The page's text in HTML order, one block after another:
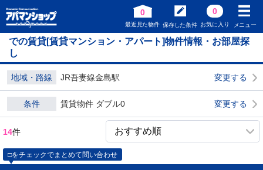
0
最近見た物件 保存した条件
0
お気に入り メニュー
での賃貸[賃貸マンション・アパート]物件情報・お部屋探
し
地域・路線 JR吾妻線金島駅 変更する
条件 賃貸物件 ダブル0 変更する
14件
□をチェックでまとめて問い合わせ